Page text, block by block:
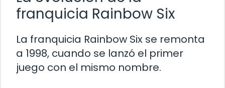
franquicia Rainbow Six
La franquicia Rainbow Six se remonta
a 1998, cuando se lanzó el primer
juego con el mismo nombre.